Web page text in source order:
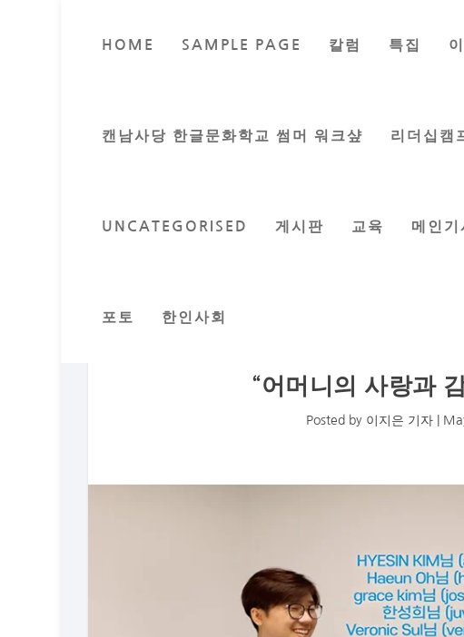
HOME SAMPLE PAGE 칼럼 특집
캔남사당 한글문화학교 썸머 워크샾 리더십캠
UNCATEGORISED 게시판 교육 메인기
포토 한인사회
“어머니의 사랑과
Posted by 이지은 기자|